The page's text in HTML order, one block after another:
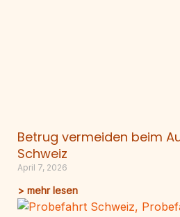
Betrug vermeiden beim
Schweiz
April 7, 2026
> mehr lesen